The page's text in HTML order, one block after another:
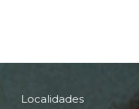
Localidades